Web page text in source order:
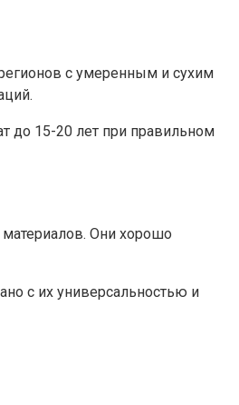
с умеренным и сухим
до 15-20 лет при правильном
Они хорошо
с их универсальностью и